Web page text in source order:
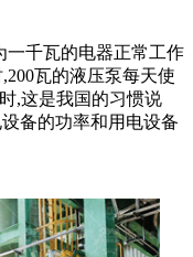
一千瓦的电器正常工作
瓦的液压泵每天使
,这是我国的习惯说
备的功率和用电设备